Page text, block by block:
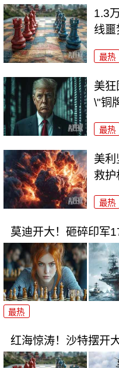
1.3
线噩
最热
美狂
\"铜
最热
美
救护
最热
莫迪开大！砸碎印军
最热
红海惊涛！沙特摆开